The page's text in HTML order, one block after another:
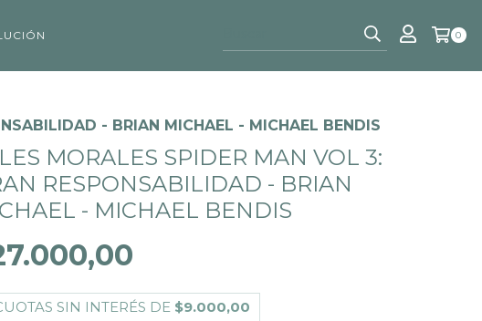
0
- BRIAN MICHAEL - MICHAEL BENDIS
MORALES SPIDER MAN VOL 3:
RESPONSABILIDAD - BRIAN
- MICHAEL BENDIS
SIN INTERÉS DE $9.000,00